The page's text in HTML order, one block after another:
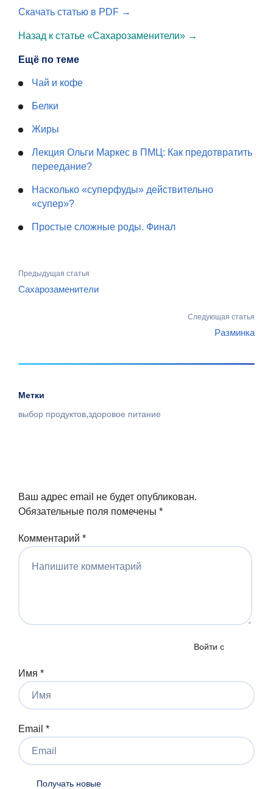
Скачать статью в PDF →
Назад к статье «Сахарозаменители» →
Ещё по теме
Чай и кофе
Белки
Жиры
Лекция Ольги Маркес в ПМЦ: Как предотвратить
переедание?
Насколько «суперфуды» действительно
«супер»?
Простые сложные роды. Финал
Предыдущая статья
Сахарозаменители
Следующая статья
Разминка
Метки
выбор продуктов,здоровое питание
Войти с
Ваш адрес email не будет опубликован.
Обязательные поля помечены *
Комментарий *
Имя *
Email *
Получать новые